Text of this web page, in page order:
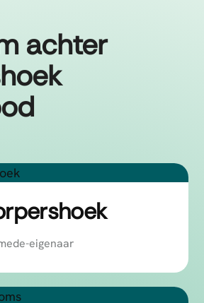
achter
eigenaar